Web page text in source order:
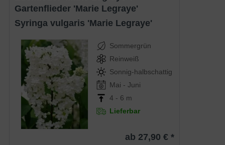
Gartenflieder 'Marie Legraye'
Syringa vulgaris 'Marie Legraye'
Sommergrün
Reinweiß
Sonnig-halbschattig
Mai - Juni
4 - 6 m
Lieferbar
ab 27,90 € *